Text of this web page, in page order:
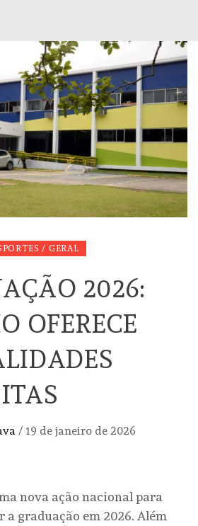
/ GERAL
2026:
OFERECE
/ 19 de janeiro de 2026
nova ação nacional para
a graduação em 2026. Além